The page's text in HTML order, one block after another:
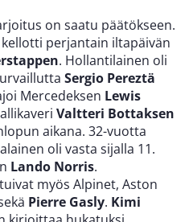
on saatu päätökseen.
perjantain iltapäivän
. Hollantilainen oli
Sergio Pereztä
Mercedeksen Lewis
Valtteri Bottaksen
aikana. 32-vuotta
oli vasta sijalla 11.
Lando Norris.
myös Alpinet, Aston
Pierre Gasly. Kimi